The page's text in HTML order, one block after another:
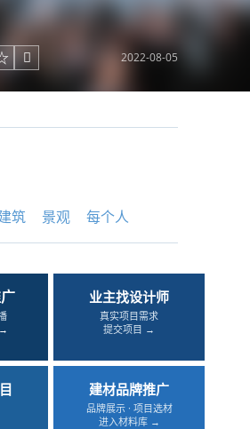
 2022-08-05
筑 景观 每个人
业主找设计师
真实项目需求
提交项目 →
建材品牌推广
品牌展示 · 项目选材
进入材料库 →